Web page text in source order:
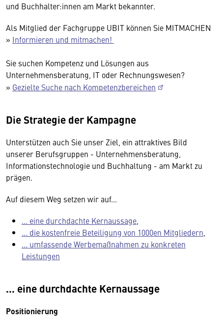
und Buchhalter:innen am Markt bekannter.
Als Mitglied der Fachgruppe UBIT können Sie MITMACHEN
» Informieren und mitmachen!
Sie suchen Kompetenz und Lösungen aus
Unternehmensberatung, IT oder Rechnungswesen?
» Gezielte Suche nach Kompetenzbereichen
Die Strategie der Kampagne
Unterstützen auch Sie unser Ziel, ein attraktives Bild
unserer Berufsgruppen - Unternehmensberatung,
Informationstechnologie und Buchhaltung - am Markt zu
prägen.
Auf diesem Weg setzen wir auf...
... eine durchdachte Kernaussage
... die kostenfreie Beteiligung von 1000en Mitgliedern
... umfassende Werbemaßnahmen zu konkreten
Leistungen
... eine durchdachte Kernaussage
Positionierung